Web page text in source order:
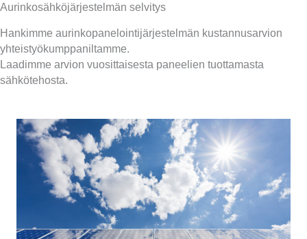
Aurinkosähköjärjestelmän selvitys
Hankimme aurinkopanelointijärjestelmän kustannusarvion
yhteistyökumppaniltamme.
Laadimme arvion vuosittaisesta paneelien tuottamasta
sähkötehosta.